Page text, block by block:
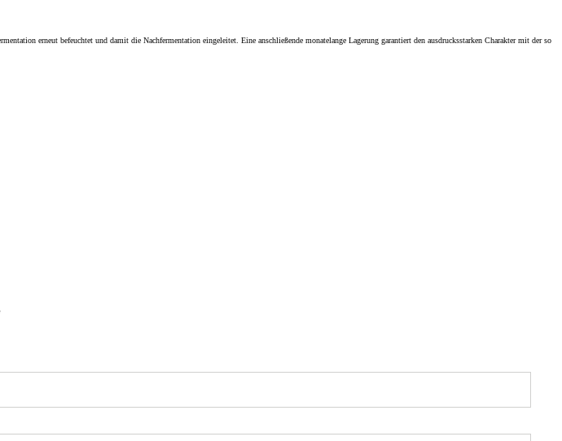
erneut befeuchtet und damit die Nachfermentation eingeleitet. Eine anschließende monatelange Lagerung garantiert den ausdrucksstarken Charakter mit der so